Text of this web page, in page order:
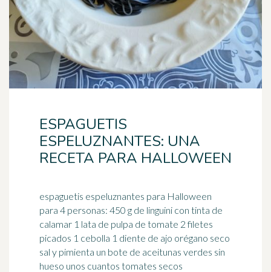
ESPAGUETIS
ESPELUZNANTES: UNA
RECETA PARA HALLOWEEN
espaguetis espeluznantes para Halloween
para 4 personas: 450 g de linguini con tinta de
calamar 1 lata de pulpa de tomate 2 filetes
picados 1 cebolla 1 diente de ajo orégano seco
sal y pimienta un bote de aceitunas verdes sin
hueso unos cuantos tomates secos